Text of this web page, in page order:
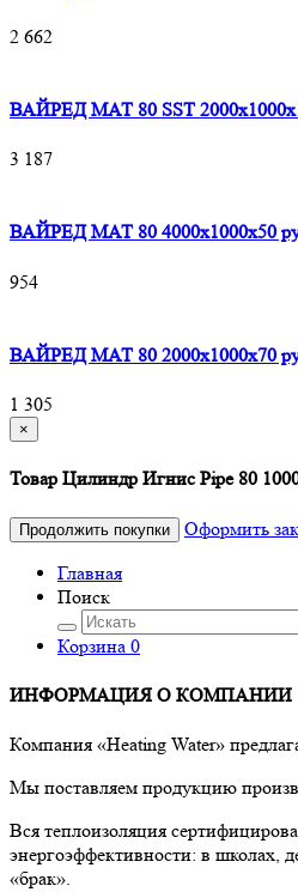
2 662
ВАЙРЕД МАТ 80 SST
3 187
ВАЙРЕД МАТ 80 4000x1000x50
954
ВАЙРЕД МАТ 80 2000x1000x70
1 305
×
Товар Цилиндр Игнис Pipe 80
Продолжить покупки
Оформить
Главная
Поиск
Корзина 0
ИНФОРМАЦИЯ О КОМПАНИИ
Компания «Heating Water»
Мы поставляем продукцию
Вся теплоизоляция
энергоэффективности: в школах,
«брак».